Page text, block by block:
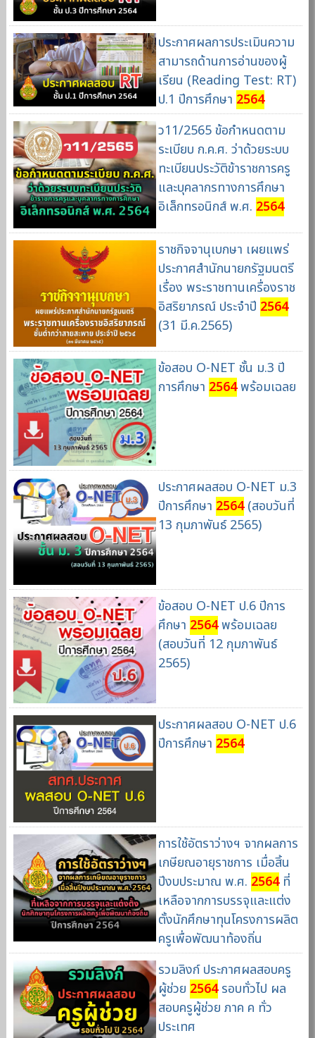
ประกาศผลการประเมินความ
สามารถด้านการอ่านของผู้
เรียน (Reading Test: RT)
ป.1 ปีการศึกษา 2564
ว11/2565 ข้อกำหนดตาม
ระเบียบ ก.ค.ศ. ว่าด้วยระบบ
ทะเบียนประวัติข้าราชการครู
และบุคลากรทางการศึกษา
อิเล็กทรอนิกส์ พ.ศ. 2564
ราชกิจจานุเบกษา เผยแพร่
ประกาศสำนักนายกรัฐมนตรี
เรื่อง พระราชทานเครื่องราช
อิสริยาภรณ์ ประจำปี 2564
(31 มี.ค.2565)
ข้อสอบ O-NET ชั้น ม.3 ปี
การศึกษา 2564พร้อมเฉลย
ประกาศผลสอบ O-NET ม.3
ปีการศึกษา 2564(สอบวันที่
13 กุมภาพันธ์ 2565)
ข้อสอบ O-NET ป.6 ปีการ
ศึกษา 2564พร้อมเฉลย
(สอบวันที่ 12 กุมภาพันธ์
2565)
ประกาศผลสอบ O-NET ป.6
ปีการศึกษา 2564
การใช้อัตราว่างฯ จากผลการ
เกษียณอายุราชการ เมื่อสิ้น
ปีงบประมาณ พ.ศ. 2564ที่
เหลือจากการบรรจุและแต่ง
ตั้งนักศึกษาทุนโครงการผลิต
ครูเพื่อพัฒนาท้องถิ่น
รวมลิงก์ ประกาศผลสอบครู
ผู้ช่วย 2564รอบทั่วไป ผล
สอบครูผู้ช่วย ภาค ค ทั่ว
ประเทศ